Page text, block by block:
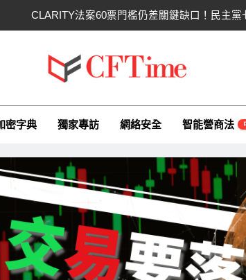
CLARITY法案60票門檻仍差關鍵缺口！民主
CLARITY法案道德條款談判陷僵局
Circle Q2逆轉虧損 惟遭摩
關AI（ChatGPT）、區塊鏈、NFT、加密貨幣、
密字典 獨家專訪 網絡安全 智能營商法